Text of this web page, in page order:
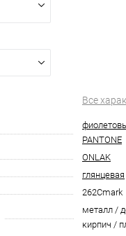
Все
PANTONE
ONLAK
глянцевая
262Cmark
металл /
кирпич /